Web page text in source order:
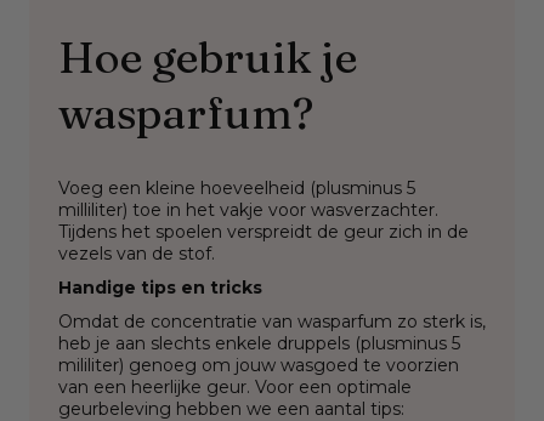
Hoe gebruik je
wasparfum?
Voeg een kleine hoeveelheid (plusminus 5
milliliter) toe in het vakje voor wasverzachter.
Tijdens het spoelen verspreidt de geur zich in de
vezels van de stof.
Handige tips en tricks
Omdat de concentratie van wasparfum zo sterk is,
heb je aan slechts enkele druppels (plusminus 5
mililiter) genoeg om jouw wasgoed te voorzien
van een heerlijke geur. Voor een optimale
geurbeleving hebben we een aantal tips: